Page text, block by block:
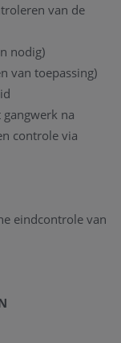
van de
nodig)
van toepassing)
na
controle via
eindcontrole van